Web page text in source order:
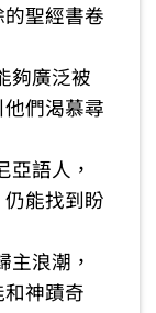
聖經書卷
夠廣泛被
們渴慕尋
亞語人，
能找到盼
主浪潮，
神蹟奇